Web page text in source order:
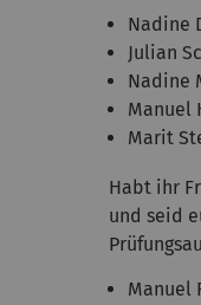
Nadine
Julian
Nadine
Manuel
Marit
Habt ihr
und seid
Manuel